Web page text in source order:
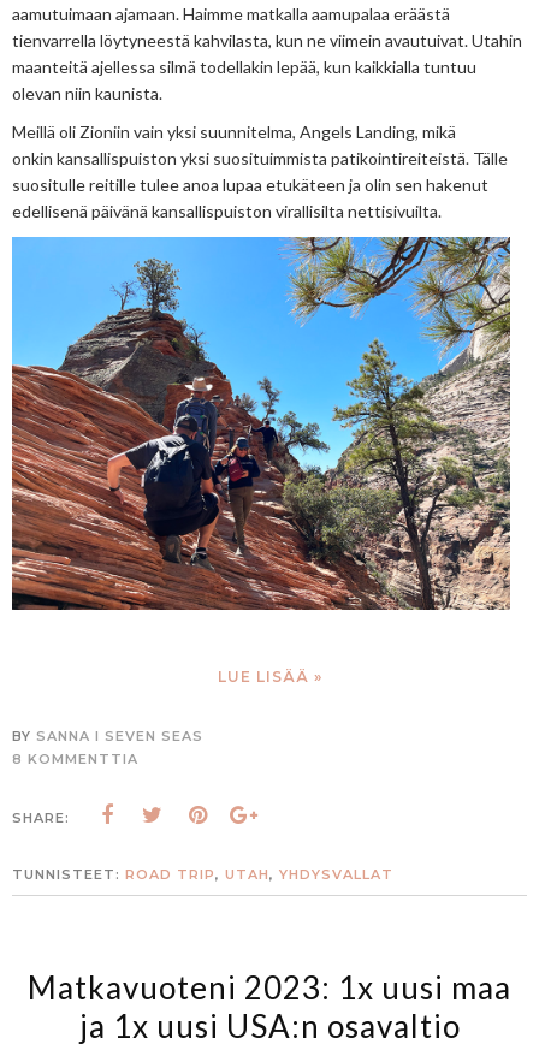
aamutuimaan ajamaan. Haimme matkalla aamupalaa eräästä
tienvarrella löytyneestä kahvilasta, kun ne viimein avautuivat. Utahin
maanteitä ajellessa silmä todellakin lepää, kun kaikkialla tuntuu
olevan niin kaunista.
Meillä oli Zioniin vain yksi suunnitelma, Angels Landing, mikä
onkin kansallispuiston yksi suosituimmista patikointireiteistä. Tälle
suositulle reitille tulee anoa lupaa etukäteen ja olin sen hakenut
edellisenä päivänä kansallispuiston virallisilta nettisivuilta.
LUE LISÄÄ »
BY SANNA I SEVEN SEAS
8 KOMMENTTIA
SHARE:
TUNNISTEET: ROAD TRIP, UTAH, YHDYSVALLAT
Matkavuoteni 2023: 1x uusi maa
ja 1x uusi USA:n osavaltio